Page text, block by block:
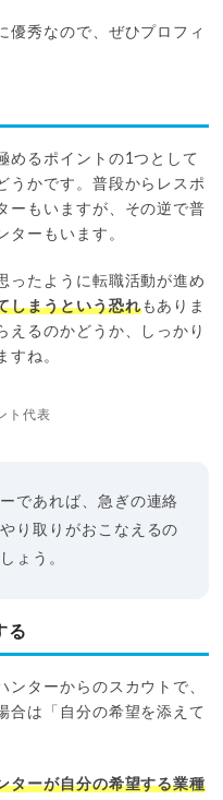
優秀なので、ぜひプロフィ
めるポイントの1つとして
うかです。普段からレスポ
ーもいますが、その逆で普
ターもいます。
ったように転職活動が進め
しまうという恐れもありま
えるのかどうか、しっかり
すね。
ト代表
であれば、急ぎの連絡
り取りがおこなえるの
ょう。
る
ンターからのスカウトで、
合は「自分の希望を添えて
ターが自分の希望する業種